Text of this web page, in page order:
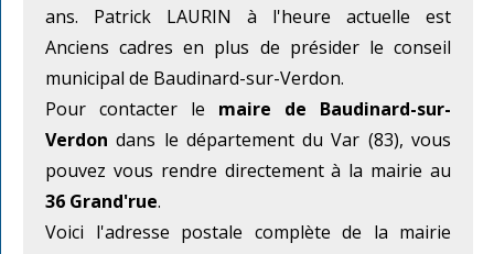
ans. Patrick LAURIN à l'heure actuelle est
Anciens cadres en plus de présider le conseil
municipal de Baudinard-sur-Verdon.
Pour contacter le maire de Baudinard-sur-
Verdon dans le département du Var (83), vous
pouvez vous rendre directement à la mairie au
36 Grand'rue.
Voici l'adresse postale complète de la mairie